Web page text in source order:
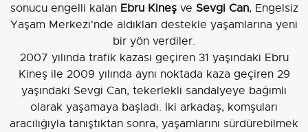
sonucu engelli kalan Ebru Kineşve Sevgi Can, Engelsiz
Yaşam Merkezi'nde aldıkları destekle yaşamlarına yeni
bir yön verdiler.
2007 yılında trafik kazası geçiren 31 yaşındaki Ebru
Kineş ile 2009 yılında aynı noktada kaza geçiren 29
yaşındaki Sevgi Can, tekerlekli sandalyeye bağımlı
olarak yaşamaya başladı. İki arkadaş, komşuları
aracılığıyla tanıştıktan sonra, yaşamlarını sürdürebilmek